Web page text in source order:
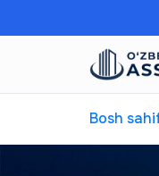
Bosh